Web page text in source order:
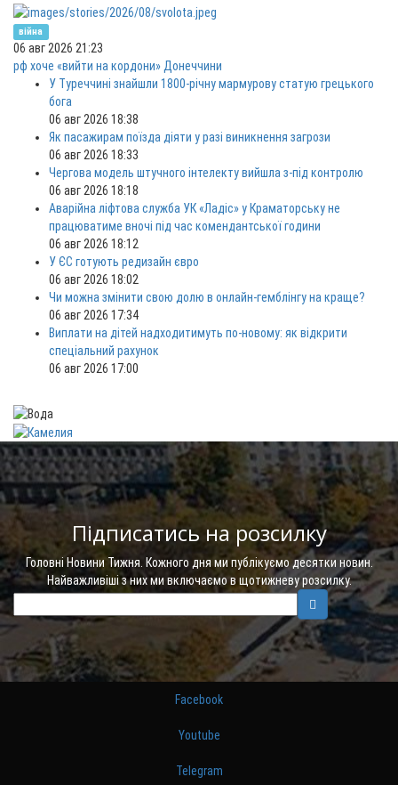
війна
06 авг 2026 21:23
рф хоче «вийти на кордони» Донеччини
У Туреччині знайшли 1800-річну мармурову статую грецького
бога
06 авг 2026 18:38
Як пасажирам поїзда діяти у разі виникнення загрози
06 авг 2026 18:33
Чергова модель штучного інтелекту вийшла з-під контролю
06 авг 2026 18:18
Аварійна ліфтова служба УК «Ладіс» у Краматорську не
працюватиме вночі під час комендантської години
06 авг 2026 18:12
У ЄС готують редизайн євро
06 авг 2026 18:02
Чи можна змінити свою долю в онлайн-гемблінгу на краще?
06 авг 2026 17:34
Виплати на дітей надходитимуть по-новому: як відкрити
спеціальний рахунок
06 авг 2026 17:00
Підписатись на розсилку
Головні Новини Тижня. Кожного дня ми публікуємо десятки новин.
Найважливіші з них ми включаємо в щотижневу розсилку.
Facebook
Youtube
Telegram